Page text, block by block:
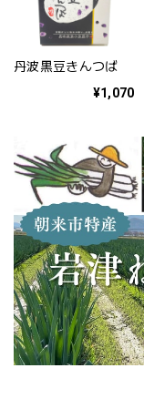
丹波黒豆きんつば
¥1,070